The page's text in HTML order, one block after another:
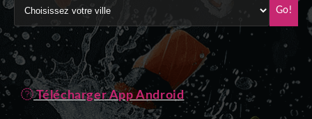
Go!
Télécharger App Android